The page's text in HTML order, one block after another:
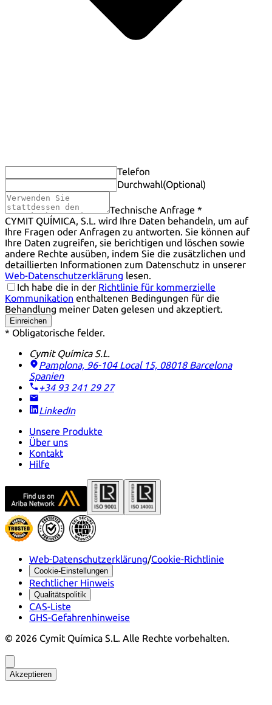
Telefon
Durchwahl(Optional)
Technische Anfrage *
CYMIT QUÍMICA, S.L. wird Ihre Daten behandeln, um auf
Ihre Fragen oder Anfragen zu antworten. Sie können auf
Ihre Daten zugreifen, sie berichtigen und löschen sowie
andere Rechte ausüben, indem Sie die zusätzlichen und
detaillierten Informationen zum Datenschutz in unserer
Web-Datenschutzerklärung lesen.
Ich habe die in der Richtlinie für kommerzielle
Kommunikation enthaltenen Bedingungen für die
Behandlung meiner Daten gelesen und akzeptiert.
Einreichen
* Obligatorische felder.
Cymit Química S.L.
Pamplona, 96-104 Local 15, 08018 Barcelona
Spanien
+34 93 241 29 27
LinkedIn
Unsere Produkte
Über uns
Kontakt
Hilfe
Web-Datenschutzerklärung/Cookie-Richtlinie
Cookie-Einstellungen
Rechtlicher Hinweis
Qualitätspolitik
CAS-Liste
GHS-Gefahrenhinweise
© 2026 Cymit Química S.L. Alle Rechte vorbehalten.
Akzeptieren